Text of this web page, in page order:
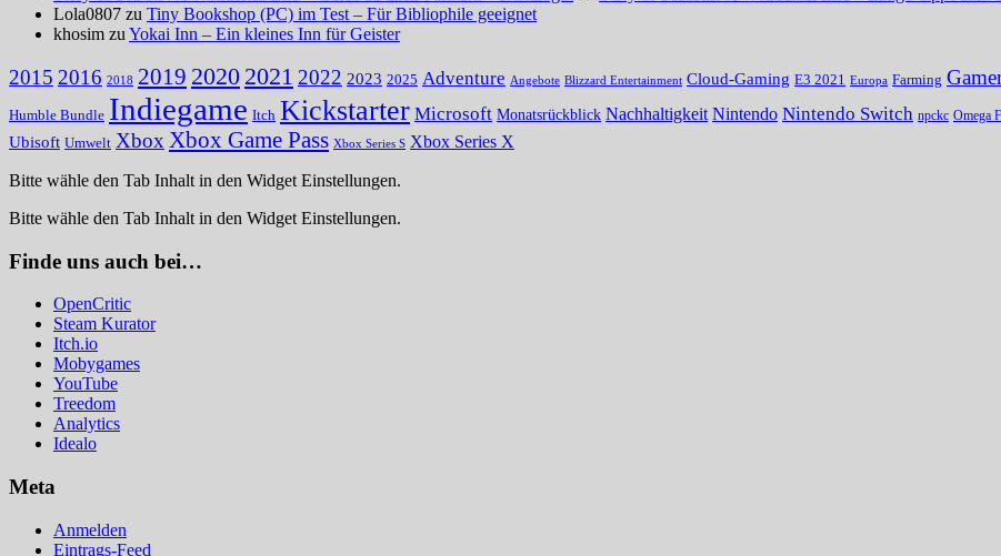
Lola0807 zu Tiny Bookshop (PC) im Test – Für Bibliophile geeignet
khosim zu Yokai Inn – Ein kleines Inn für Geister
2015 2016 2018 2019 2020 2021 2022 2023 2025 Adventure Angebote Blizzard Entertainment Cloud-Gaming E3 2021 Europa Farming
Humble Bundle Indiegame Itch Kickstarter Microsoft Monatsrückblick Nachhaltigkeit Nintendo Nintendo Switch npckc Omega
Ubisoft Umwelt Xbox Xbox Game Pass Xbox Series S Xbox Series X
Bitte wähle den Tab Inhalt in den Widget Einstellungen.
Bitte wähle den Tab Inhalt in den Widget Einstellungen.
Finde uns auch bei…
OpenCritic
Steam Kurator
Itch.io
Mobygames
YouTube
Treedom
Analytics
Idealo
Meta
Anmelden
Eintrags-Feed